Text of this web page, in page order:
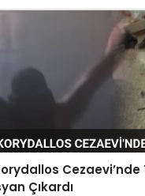
Cezaevi’nde
Çıkardı